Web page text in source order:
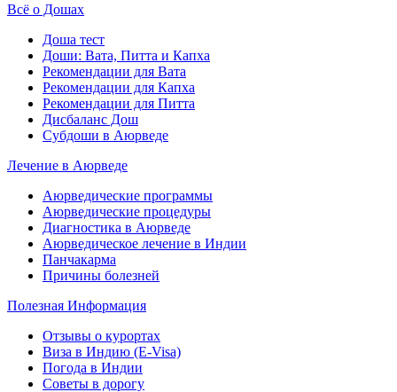
Всё о Дошах
Доша тест
Доши: Вата, Питта и Капха
Рекомендации для Вата
Рекомендации для Капха
Рекомендации для Питта
Дисбаланс Дош
Субдоши в Аюрведе
Лечение в Аюрведе
Аюрведические программы
Аюрведические процедуры
Диагностика в Аюрведе
Аюрведическое лечение в Индии
Панчакарма
Причины болезней
Полезная Информация
Отзывы о курортах
Виза в Индию (E-Visa)
Погода в Индии
Советы в дорогу